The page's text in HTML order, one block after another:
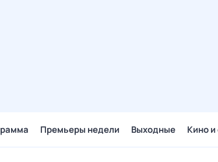
Премьеры недели Выходные Кино